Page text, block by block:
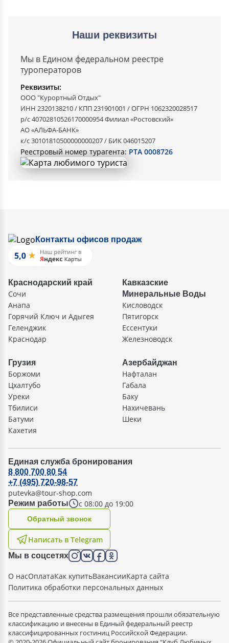
Наши реквизиты
Мы в Едином федеральном реестре
туроператоров
Реквизиты:
ООО "Курортный Отдых"
ИНН 2320138210 / КПП 231901001 / ОГРН 1062320028517
р/с 40702810526170000954 Филиал «Ростовский»
АО «АЛЬФА-БАНК»
к/с 30101810500000000207 / БИК 046015207
Реестровый номер турагента: РТА 0008726
Контакты офисов продаж
Краснодарский край
Сочи
Анапа
Горячий Ключ и Адыгея
Геленджик
Краснодар
Кавказские
Минеральные Воды
Кисловодск
Пятигорск
Ессентуки
Железноводск
Грузия
Боржоми
Цхалтубо
Уреки
Тбилиси
Батуми
Кахетия
Азербайджан
Нафталан
Габала
Баку
Нахичевань
Шеки
Единая служба бронирования
Режим работы с 08:00 до 19:00
8 800 700 80 54
+7 (495) 720-98-57
putevka@tour-shop.com
Написать в Telegram
Oбратный звонок
Мы в соцсетях
О насОплатаКак купитьВакансииКарта сайта
Политика обработки персональных данных
Все представленные средства размещения прошли обязательную
классификацию и внесены в Единый федеральный реестр
классифицированных гостиниц Российской Федерации.